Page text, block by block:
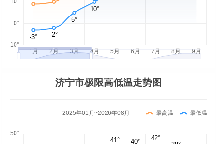
济宁市极限高低温走势图
2025年01月~2026年08月 最高温 最低温